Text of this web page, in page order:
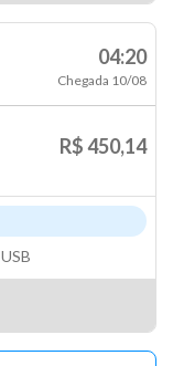
04:20
Chegada 10/08
R$ 450,14
USB